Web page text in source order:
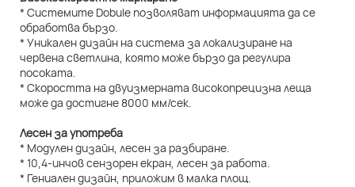
* Системите Dobule позволяват информацията да се
обработва бързо.
* Уникален дизайн на система за локализиране на
червена светлина, която може бързо да регулира
посоката.
* Скоростта на двуизмерната високопрецизна леща
може да достигне 8000 мм/сек.
Лесен за употреба
* Модулен дизайн, лесен за разбиране.
* 10,4-инчов сензорен екран, лесен за работа.
* Гениален дизайн, приложим в малка площ.